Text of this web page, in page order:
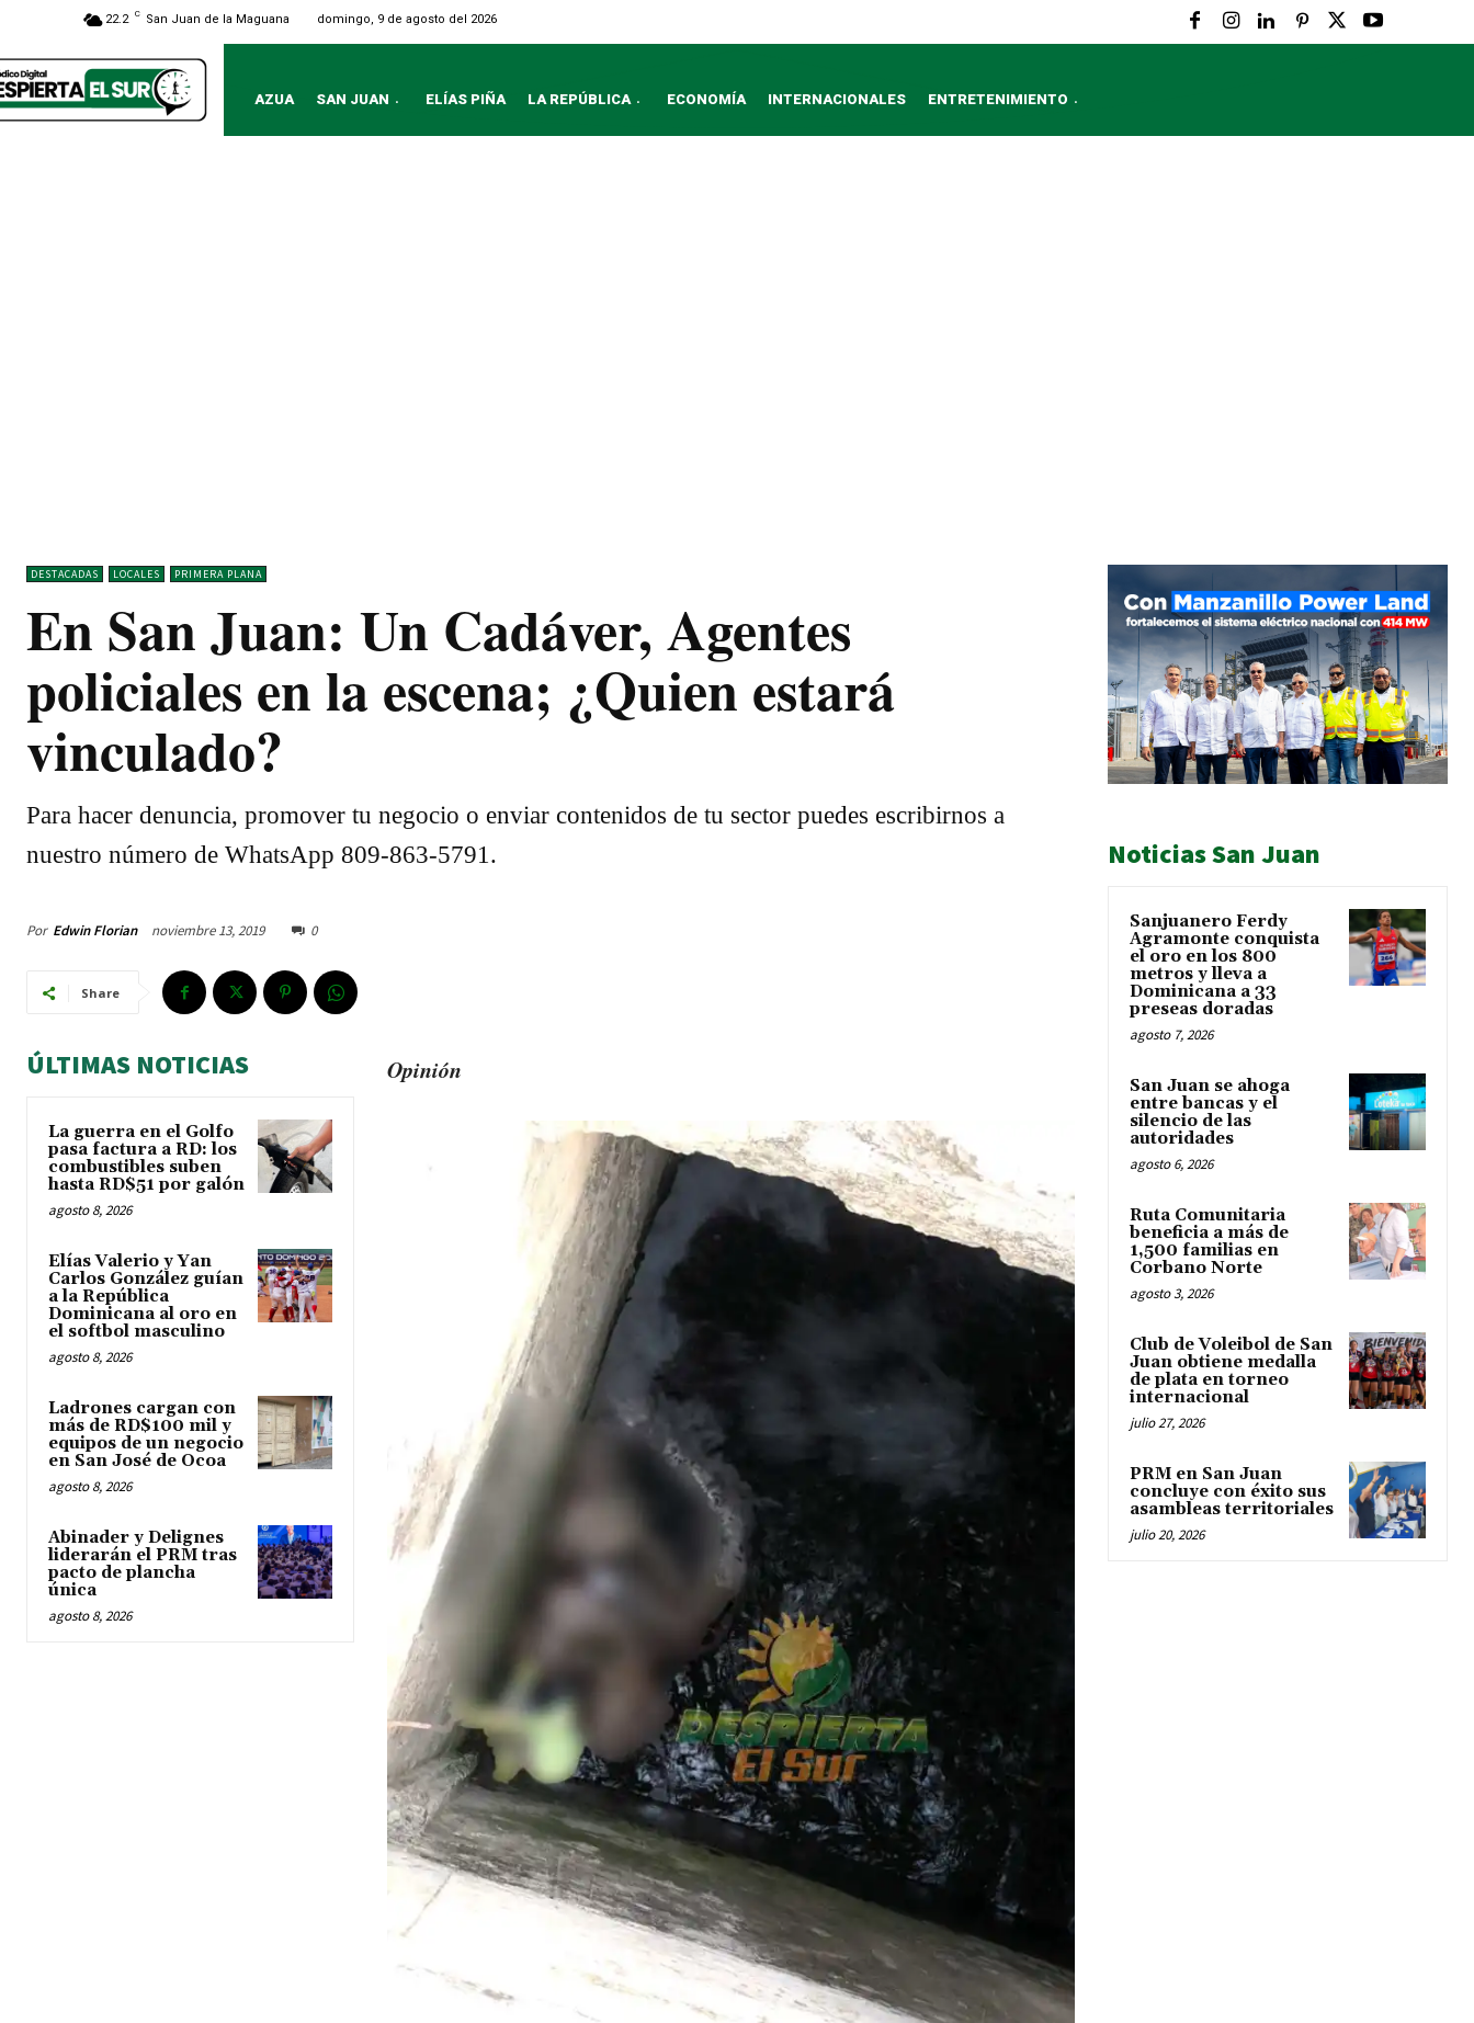
22.2 C San Juan de la Maguana domingo, 9 de agosto del 2026
AZUA SAN JUAN ELÍAS PIÑA LA REPÚBLICA ECONOMÍA INTERNACIONALES ENTRETENIMIENTO
DESTACADAS LOCALES PRIMERA PLANA
En San Juan: Un Cadáver, Agentes
policiales en la escena; ¿Quien estará
vinculado?
Para hacer denuncia, promover tu negocio o enviar contenidos de tu sector puedes escribirnos a
nuestro número de WhatsApp 809-863-5791.
Por Edwin Florian noviembre 13, 2019 0
Share
ÚLTIMAS NOTICIAS
La guerra en el Golfo
pasa factura a RD: los
combustibles suben
hasta RD$51 por galón
agosto 8, 2026
Elías Valerio y Yan
Carlos González guían
a la República
Dominicana al oro en
el softbol masculino
agosto 8, 2026
Ladrones cargan con
más de RD$100 mil y
equipos de un negocio
en San José de Ocoa
agosto 8, 2026
Abinader y Delignes
liderarán el PRM tras
pacto de plancha
única
agosto 8, 2026
Opinión
Noticias San Juan
Sanjuanero Ferdy
Agramonte conquista
el oro en los 800
metros y lleva a
Dominicana a 33
preseas doradas
agosto 7, 2026
San Juan se ahoga
entre bancas y el
silencio de las
autoridades
agosto 6, 2026
Ruta Comunitaria
beneficia a más de
1,500 familias en
Corbano Norte
agosto 3, 2026
Club de Voleibol de San
Juan obtiene medalla
de plata en torneo
internacional
julio 27, 2026
PRM en San Juan
concluye con éxito sus
asambleas territoriales
julio 20, 2026